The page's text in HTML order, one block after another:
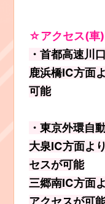
☆アクセス(
・首都高速川
鹿浜橋IC方面
可能
・東京外環自
大泉IC方面よ
セスが可能
三郷南IC方面
アクセスが可